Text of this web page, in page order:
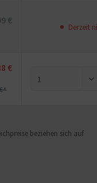
€
Derzeit
€
*
beziehen sich auf